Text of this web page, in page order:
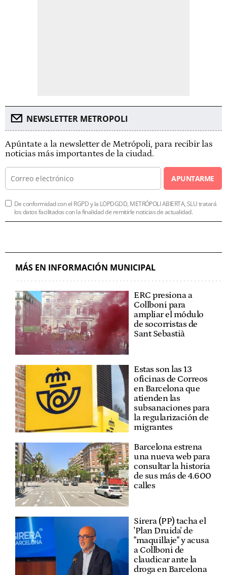
NEWSLETTER METROPOLI
Apúntate a la newsletter de Metrópoli, para recibir las
noticias más importantes de la ciudad.
APUNTARME
De conformidad con el RGPD y la LOPDGDD, METRÓPOLI ABIERTA, SLU tratará
los datos facilitados con la finalidad de remitirle noticias de actualidad.
MÁS EN INFORMACIÓN MUNICIPAL
ERC presiona a
Collboni para
ampliar el módulo
de socorristas de
Sant Sebastià
Estas son las 13
oficinas de Correos
en Barcelona que
atienden las
subsanaciones para
la regularización de
migrantes
Barcelona estrena
una nueva web para
consultar la historia
de sus más de 4.600
calles
Sirera (PP) tacha el
'Plan Druida' de
"maquillaje" y acusa
a Collboni de
claudicar ante la
droga en Barcelona